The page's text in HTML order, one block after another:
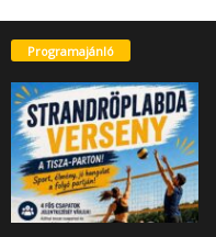
Programajánló